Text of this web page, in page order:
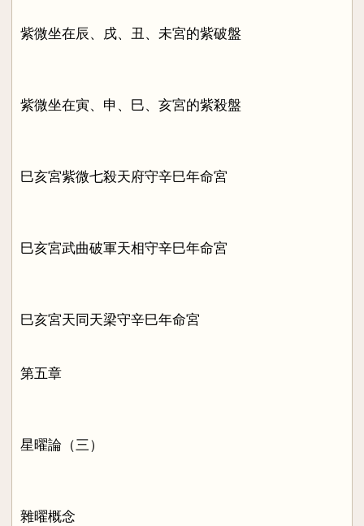
紫微坐在辰、戌、丑、未宮的紫破盤
紫微坐在寅、申、巳、亥宮的紫殺盤
巳亥宮紫微七殺天府守辛巳年命宮
巳亥宮武曲破軍天相守辛巳年命宮
巳亥宮天同天梁守辛巳年命宮
第五章
星曜論（三）
雜曜概念